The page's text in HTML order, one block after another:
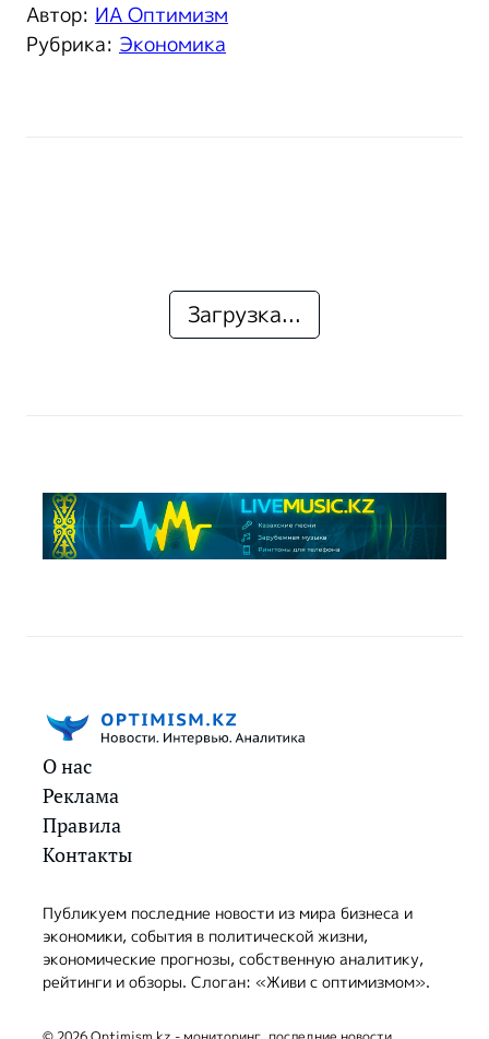
Автор: ИА Оптимизм
Рубрика: Экономика
Загрузка...
О нас
Реклама
Правила
Контакты
Публикуем последние новости из мира бизнеса и
экономики, события в политической жизни,
экономические прогнозы, собственную аналитику,
рейтинги и обзоры. Слоган: «Живи с оптимизмом».